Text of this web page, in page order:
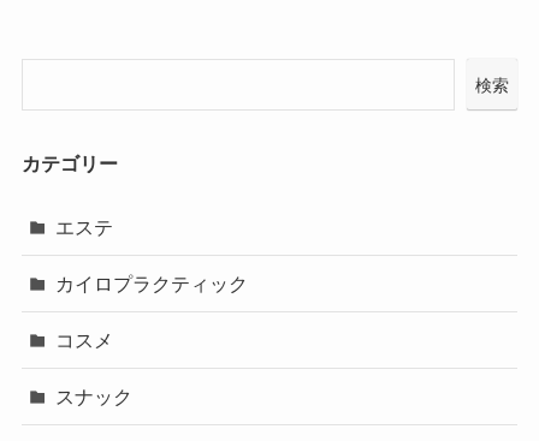
検索
カテゴリー
エステ
カイロプラクティック
コスメ
スナック